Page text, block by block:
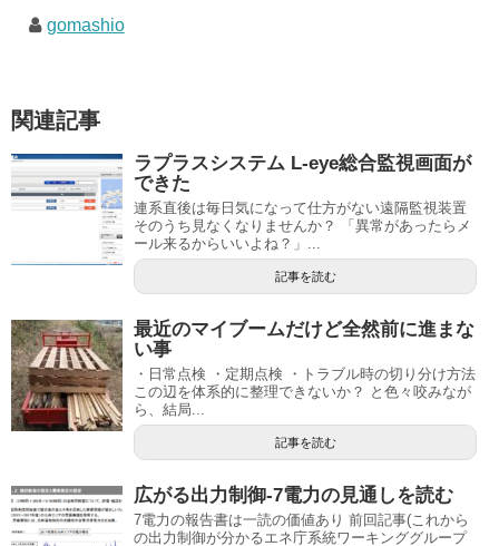
gomashio
関連記事
ラプラスシステム L-eye総合監視画面が
できた
連系直後は毎日気になって仕方がない遠隔監視装置
そのうち見なくなりませんか？ 「異常があったらメ
ール来るからいいよね？」...
記事を読む
最近のマイブームだけど全然前に進まな
い事
・日常点検 ・定期点検 ・トラブル時の切り分け方法
この辺を体系的に整理できないか？ と色々咬みなが
ら、結局...
記事を読む
広がる出力制御-7電力の見通しを読む
7電力の報告書は一読の価値あり 前回記事(これから
の出力制御が分かるエネ庁系統ワーキンググループ